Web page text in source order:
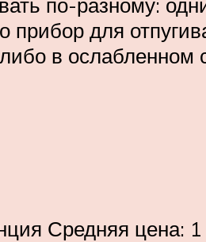
прибор для
в ослабленном
Средняя цена: 1